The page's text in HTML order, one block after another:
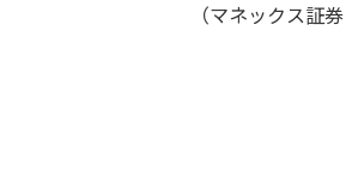
（マネックス証